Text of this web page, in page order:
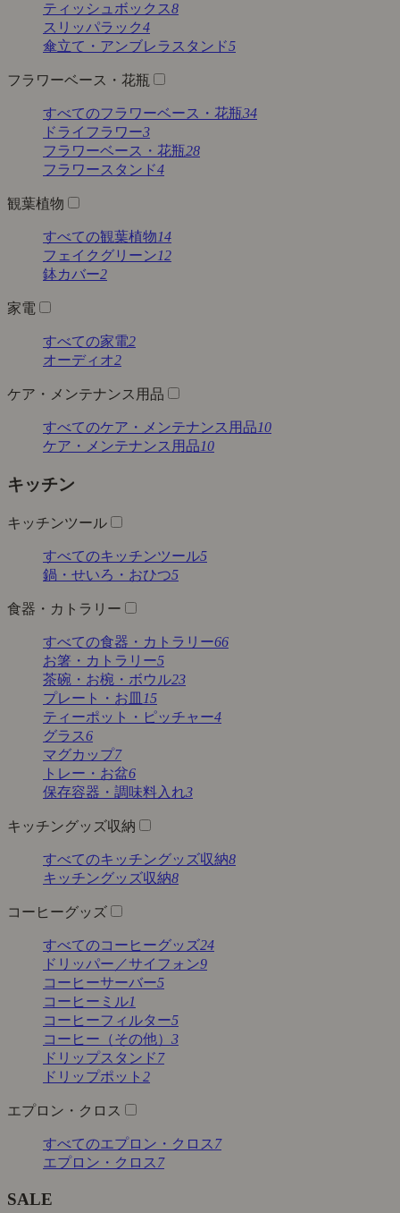
ティッシュボックス8
スリッパラック4
傘立て・アンブレラスタンド5
フラワーベース・花瓶
すべてのフラワーベース・花瓶34
ドライフラワー3
フラワーベース・花瓶28
フラワースタンド4
観葉植物
すべての観葉植物14
フェイクグリーン12
鉢カバー2
家電
すべての家電2
オーディオ2
ケア・メンテナンス用品
すべてのケア・メンテナンス用品10
ケア・メンテナンス用品10
キッチン
キッチンツール
すべてのキッチンツール5
鍋・せいろ・おひつ5
食器・カトラリー
すべての食器・カトラリー66
お箸・カトラリー5
茶碗・お椀・ボウル23
プレート・お皿 15
ティーポット・ピッチャー4
グラス6
マグカップ7
トレー・お盆6
保存容器・調味料入れ3
キッチングッズ収納
すべてのキッチングッズ収納8
キッチングッズ収納8
コーヒーグッズ
すべてのコーヒーグッズ24
ドリッパー／サイフォン9
コーヒーサーバー5
コーヒーミル1
コーヒーフィルター5
コーヒー（その他） 3
ドリップスタンド7
ドリップポット 2
エプロン・クロス
すべてのエプロン・クロス 7
エプロン・クロス 7
SALE